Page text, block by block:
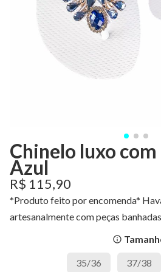
Chinelo luxo
Azul
R$ 115,90
*Produto feito por encomenda*
artesanalmente com peças
info_outline
35/36 37/38